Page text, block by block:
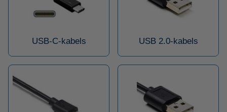
USB-C-kabels USB 2.0-kabels